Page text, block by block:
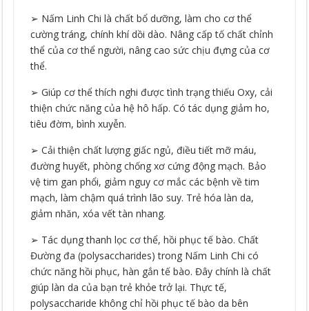
➢ Nấm Linh Chi là chất bổ dưỡng, làm cho cơ thể
cường tráng, chính khí dồi dào. Nâng cấp tố chất chỉnh
thể của cơ thể người, nâng cao sức chịu đựng của cơ
thể.
➢ Giúp cơ thể thích nghi được tình trạng thiếu Oxy, cải
thiện chức năng của hệ hô hấp. Có tác dụng giảm ho,
tiêu đờm, bình xuyễn.
➢ Cải thiện chất lượng giấc ngủ, điều tiết mỡ máu,
đường huyết, phòng chống xơ cứng động mạch. Bảo
vệ tim gan phổi, giảm nguy cơ mắc các bệnh về tim
mạch, làm chậm quá trình lão suy. Trẻ hóa làn da,
giảm nhăn, xóa vết tàn nhang.
➢ Tác dụng thanh lọc cơ thể, hồi phục tế bào. Chất
Đường đa (polysaccharides) trong Nấm Linh Chi có
chức năng hồi phục, hàn gắn tế bào. Đây chính là chất
giúp làn da của bạn trẻ khỏe trở lại. Thực tế,
polysaccharide không chỉ hồi phục tế bào da bên